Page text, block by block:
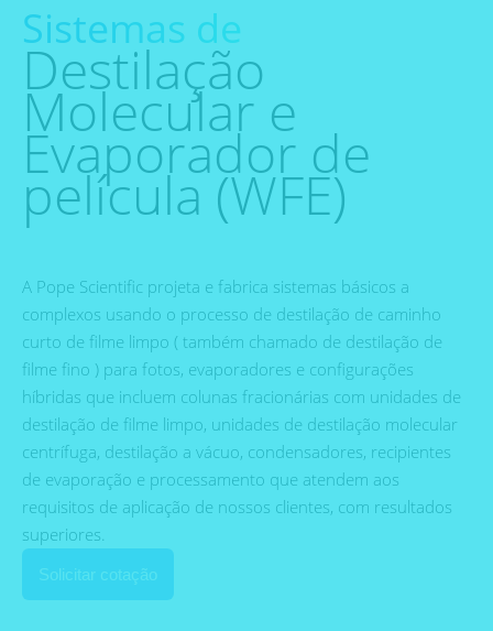
Sistemas de
Destilação
Molecular e
Evaporador de
película (WFE)
A Pope Scientific projeta e fabrica sistemas básicos a
complexos usando o processo de destilação de caminho
curto de filme limpo ( também chamado de destilação de
filme fino ) para fotos, evaporadores e configurações
híbridas que incluem colunas fracionárias com unidades de
destilação de filme limpo, unidades de destilação molecular
centrífuga, destilação a vácuo, condensadores, recipientes
de evaporação e processamento que atendem aos
requisitos de aplicação de nossos clientes, com resultados
superiores.
Solicitar cotação